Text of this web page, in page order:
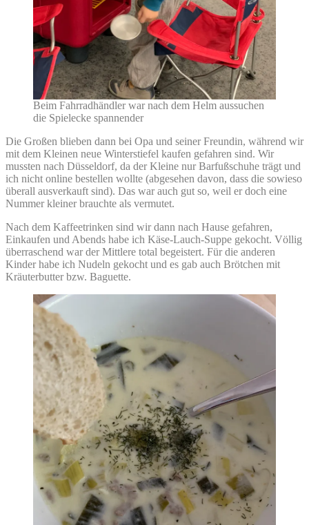
Beim Fahrradhändler war nach dem Helm aussuchen
die Spielecke spannender
Die Großen blieben dann bei Opa und seiner Freundin, während wir
mit dem Kleinen neue Winterstiefel kaufen gefahren sind. Wir
mussten nach Düsseldorf, da der Kleine nur Barfußschuhe trägt und
ich nicht online bestellen wollte (abgesehen davon, dass die sowieso
überall ausverkauft sind). Das war auch gut so, weil er doch eine
Nummer kleiner brauchte als vermutet.
Nach dem Kaffeetrinken sind wir dann nach Hause gefahren,
Einkaufen und Abends habe ich Käse-Lauch-Suppe gekocht. Völlig
überraschend war der Mittlere total begeistert. Für die anderen
Kinder habe ich Nudeln gekocht und es gab auch Brötchen mit
Kräuterbutter bzw. Baguette.